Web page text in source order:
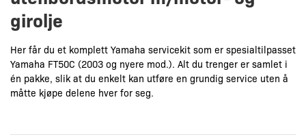
girolje
Her får du et komplett Yamaha servicekit som er spesialtilpasset
Yamaha FT50C (2003 og nyere mod.). Alt du trenger er samlet i
én pakke, slik at du enkelt kan utføre en grundig service uten å
måtte kjøpe delene hver for seg.